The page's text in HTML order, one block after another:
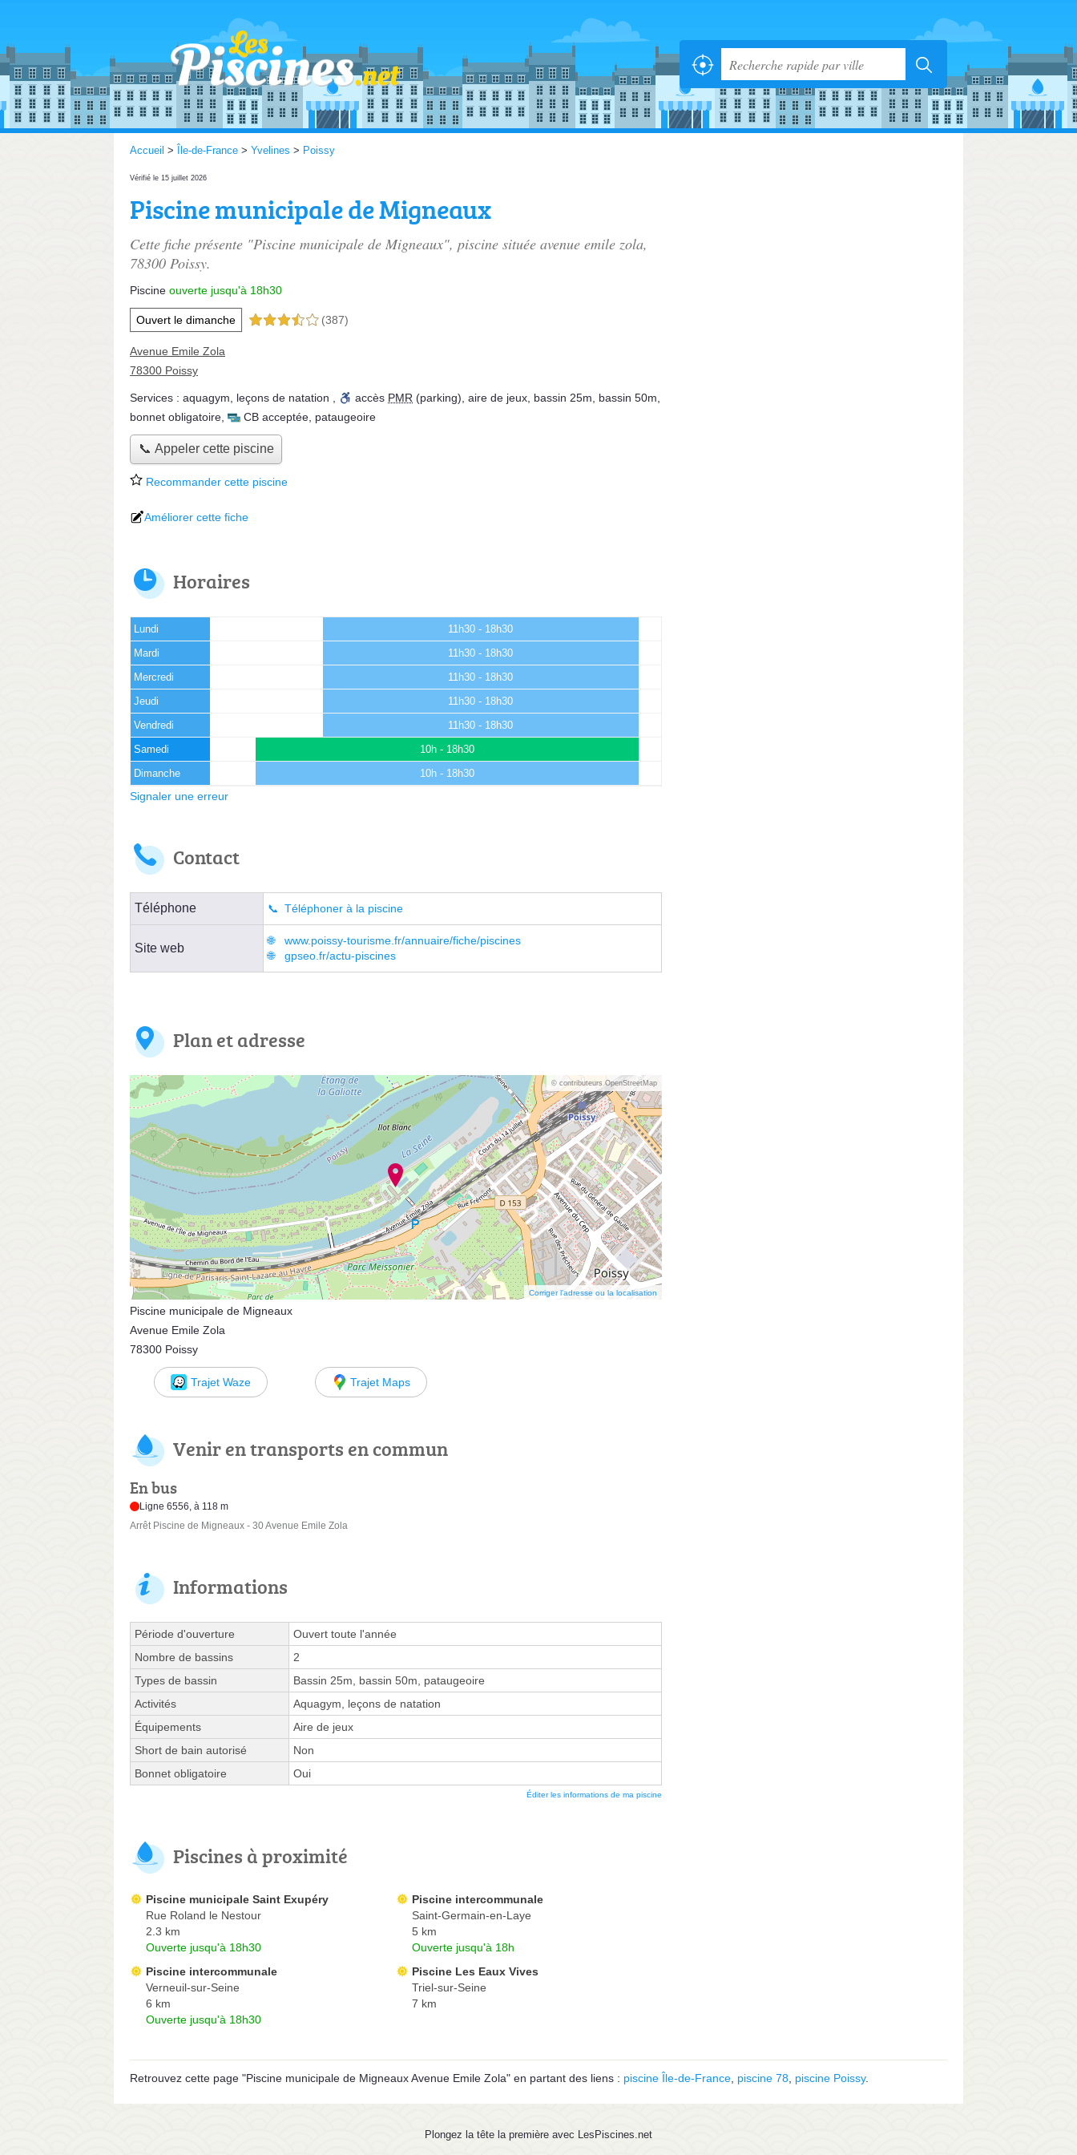
Accueil > Île-de-France > Yvelines > Poissy
Vérifié le 15 juillet 2026
Piscine municipale de Migneaux
Cette fiche présente "Piscine municipale de Migneaux", piscine située avenue emile zola,
78300 Poissy.
Piscine ouverte jusqu'à 18h30
Ouvert le dimanche 3,5 étoiles sur 5 (387)
Avenue Emile Zola
78300 Poissy
Services : aquagym leçons de natation accès PMR (parking) aire de jeux bassin 25m bassin 50m
bonnet obligatoire
CB acceptée pataugeoire
📞 Appeler cette piscine
Recommander cette piscine
Améliorer cette fiche
Horaires
Lundi 11h30 - 18h30
Mardi 11h30 - 18h30
Mercredi 11h30 - 18h30
Jeudi 11h30 - 18h30
Vendredi 11h30 - 18h30
Samedi 10h - 18h30
Dimanche 10h - 18h30
Signaler une erreur
Contact
Téléphone Téléphoner à la piscine
Site web
www.poissy-tourisme.fr/annuaire/fiche/piscines
gpseo.fr/actu-piscines
Plan et adresse
© contributeurs OpenStreetMap
Corriger l’adresse ou la localisation
Piscine municipale de Migneaux
Avenue Emile Zola
78300 Poissy
Trajet Waze Trajet Maps
Venir en transports en commun
En bus
Ligne 6556, à 118 m
Arrêt Piscine de Migneaux - 30 Avenue Emile Zola
Informations
Période d'ouverture
Ouvert toute l'année
Nombre de bassins
2
Types de bassin
Bassin 25m, bassin 50m, pataugeoire
Activités
Aquagym, leçons de natation
Équipements
Aire de jeux
Short de bain autorisé
Non
Bonnet obligatoire
Oui
Éditer les informations de ma piscine
Piscines à proximité
Piscine municipale Saint Exupéry
Rue Roland le Nestour
2.3 km
Ouverte jusqu'à 18h30
Piscine intercommunale
Saint-Germain-en-Laye
5 km
Ouverte jusqu'à 18h
Piscine intercommunale
Verneuil-sur-Seine
6 km
Ouverte jusqu'à 18h30
Piscine Les Eaux Vives
Triel-sur-Seine
7 km
Retrouvez cette page "Piscine municipale de Migneaux Avenue Emile Zola" en partant des liens : piscine Île-de-France piscine 78 piscine Poissy.
Plongez la tête la première avec LesPiscines.net